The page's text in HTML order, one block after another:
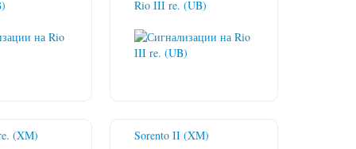
Rio III re. (UB)
(XM) Sorento II (XM)